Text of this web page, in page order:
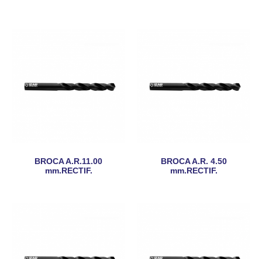
BROCA A.R.11.00
mm.RECTIF.
BROCA A.R. 4.50
mm.RECTIF.